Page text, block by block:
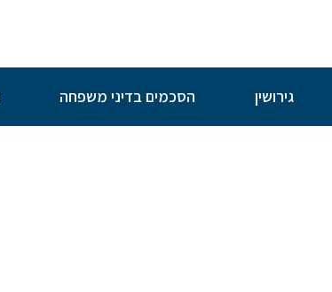
גירושין הסכמים בדיני משפחה